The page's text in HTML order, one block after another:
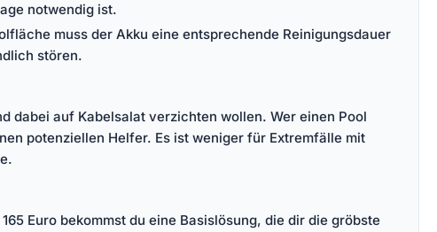
notwendig ist.
muss der Akku eine entsprechende Reinigungsdauer
stören.
dabei auf Kabelsalat verzichten wollen. Wer einen Pool
potenziellen Helfer. Es ist weniger für Extremfälle mit
Euro bekommst du eine Basislösung, die dir die gröbste